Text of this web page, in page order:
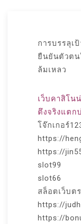
การบรรลุเ
ยืนยันตัวตน
ล้มเหลว
เว็บคาสิโน
ตึงจริงแตก
โจ๊กเกอร์
https://
https://
slot99
slot66
สล็อตเว็บต
https://
https://